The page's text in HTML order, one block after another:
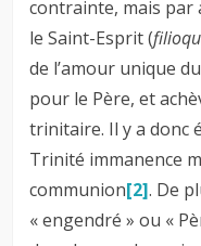
contrainte, mais par
le Saint-Esprit (
de l’amour unique
pour le Père, et
trinitaire. Il y a donc
Trinité immanence
communion[2]. De
« engendré » ou «